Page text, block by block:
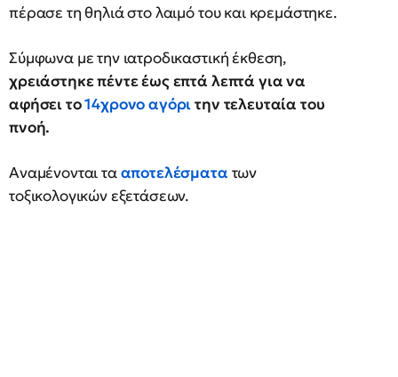
πέρασε τη θηλιά στο λαιμό του και κρεμάστηκε.
Σύμφωνα με την ιατροδικαστική έκθεση,
χρειάστηκε πέντε έως επτά λεπτά για να
αφήσει το14χρονο αγόριτην τελευταία του
πνοή.
Αναμένονται τααποτελέσματα των
τοξικολογικών εξετάσεων.